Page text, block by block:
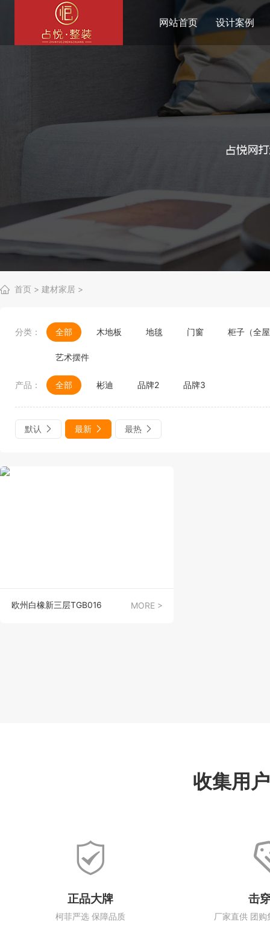
网站首页 设计案例
首页 > 建材家居 >
分类： 全部 木地板 地毯 门窗 柜子（全
艺术摆件
产品： 全部 彬迪 品牌2 品牌3
默认 最新 最热
欧州白橡新三层TGB016 MORE >
收集用
正品大牌
柯菲严选 保障品质
击
厂家直供 团购